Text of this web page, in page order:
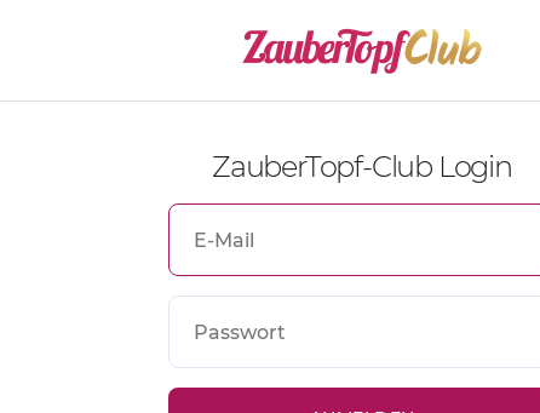
ZauberTopf-Club Login